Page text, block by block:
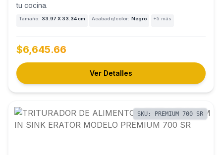
tu cocina.
Tamaño: 33.97 X 33.34 cm Acabado/color: Negro +5 más
$6,645.66
Ver Detalles
SKU: PREMIUM 700 SR